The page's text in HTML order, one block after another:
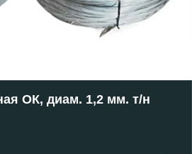
ОК, диам. 1,2 мм. т/н